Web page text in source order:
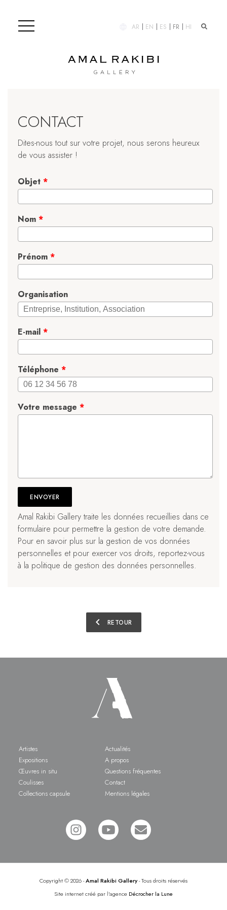
AR EN ES FR HI
CONTACT
Dites-nous tout sur votre projet, nous serons heureux
de vous assister !
Objet *
Nom *
Prénom *
Organisation
E-mail *
Téléphone *
Votre message *
Amal Rakibi Gallery traite les données recueillies dans ce
formulaire pour permettre la gestion de votre demande.
Pour en savoir plus sur la gestion de vos données
personnelles et pour exercer vos droits, reportez-vous
à la politique de gestion des données personnelles.
chevron_left RETOUR
Artistes
Expositions
Œuvres in situ
Coulisses
Collections capsule
Actualités
A propos
Questions fréquentes
Contact
Mentions légales
Copyright©2026 -Amal Rakibi Gallery- Tous droits réservés
Site internet créé par l'agence Décrocher la Lune